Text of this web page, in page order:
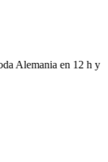
en 12 h y en el